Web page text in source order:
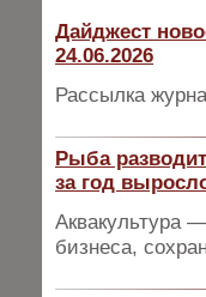
Дайджест
24.06.2026
Рассылка
Рыба
за год
Аквакультура
бизнеса,